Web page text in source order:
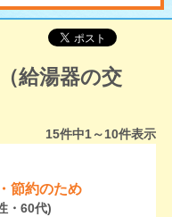
給湯器の交
15件中1～10件表示
節約のため
・60代)